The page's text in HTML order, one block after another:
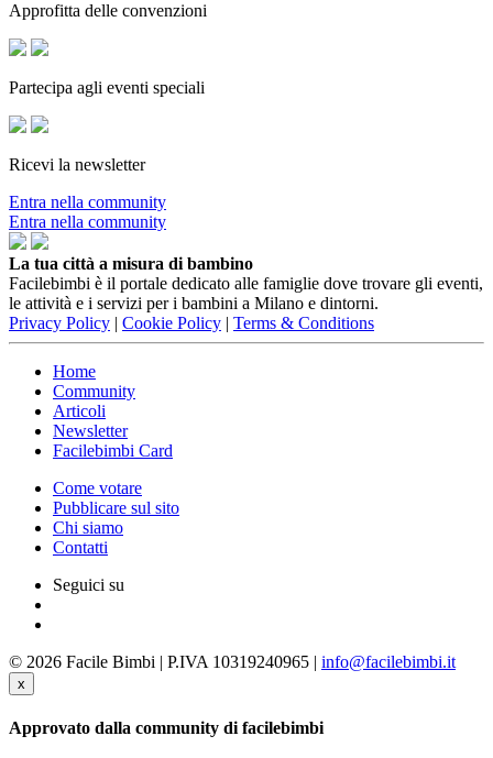
Approfitta delle convenzioni
Partecipa agli eventi speciali
Ricevi la newsletter
Entra nella community
Entra nella community
La tua città a misura di bambino
Facilebimbi è il portale dedicato alle famiglie dove trovare gli eventi,
le attività e i servizi per i bambini a Milano e dintorni.
Privacy Policy | Cookie Policy | Terms & Conditions
Home
Community
Articoli
Newsletter
Facilebimbi Card
Come votare
Pubblicare sul sito
Chi siamo
Contatti
Seguici su
© 2026 Facile Bimbi | P.IVA 10319240965 | info@facilebimbi.it
x
Approvato dalla community di facilebimbi